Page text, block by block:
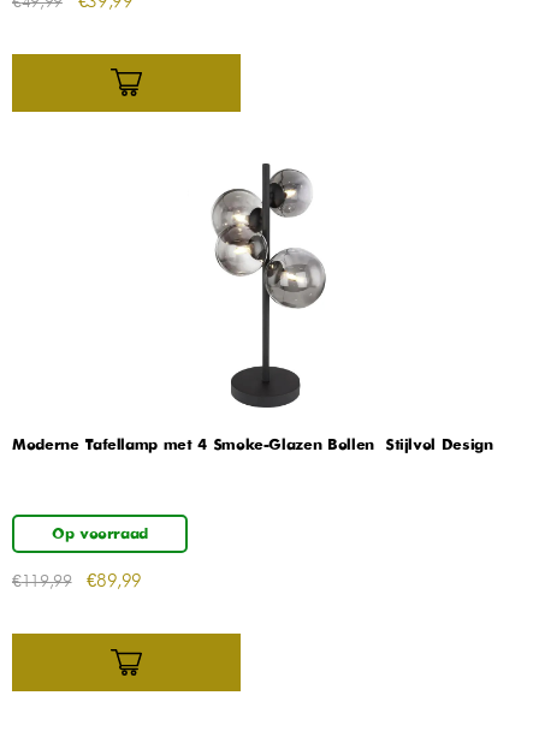
Moderne Tafellamp met 4 Smoke-Glazen Bollen – Stijlvol Design
Op voorraad
€119,99 €89,99